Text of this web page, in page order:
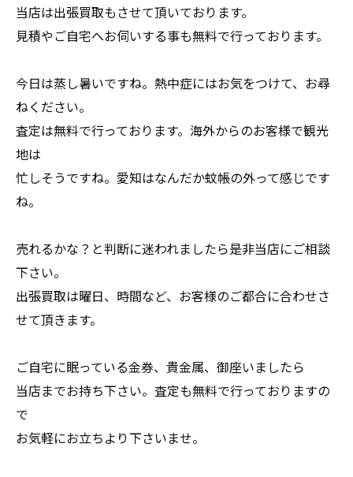
当店は出張買取もさせて頂いております。
見積やご自宅へお伺いする事も無料で行っております。
今日は蒸し暑いですね。熱中症にはお気をつけて、お尋
ねください。
査定は無料で行っております。海外からのお客様で観光
地は
忙しそうですね。愛知はなんだか蚊帳の外って感じです
ね。
売れるかな？と判断に迷われましたら是非当店にご相談
下さい。
出張買取は曜日、時間など、お客様のご都合に合わせさ
せて頂きます。
ご自宅に眠っている金券、貴金属、御座いましたら
当店までお持ち下さい。査定も無料で行っておりますの
で
お気軽にお立ちより下さいませ。